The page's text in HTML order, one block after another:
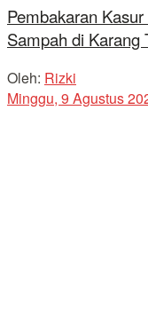
Pembakaran
Sampah di Karang
Oleh: Rizki
Minggu, 9 Agustus